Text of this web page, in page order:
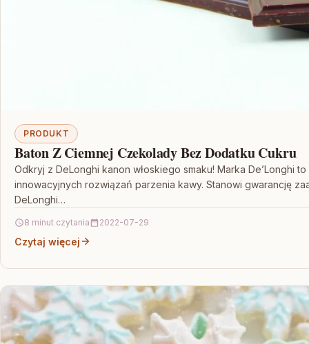
PRODUKT
Baton Z Ciemnej Czekolady Bez Dodatku Cukru
Odkryj z DeLonghi kanon włoskiego smaku! Marka De’Longhi
innowacyjnych rozwiązań parzenia kawy. Stanowi gwarancję
DeLonghi…
8 minut czytania 2022-07-29
Czytaj więcej